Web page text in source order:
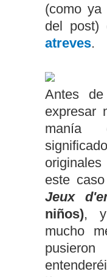
(como
del post)
atreves.
Antes
expresar
manía
este
Jeux
niños), y
mucho